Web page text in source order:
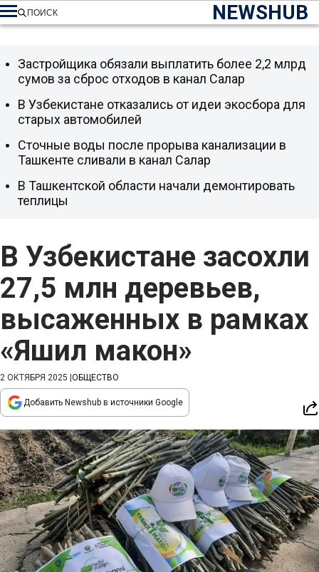
NEWSHUB
ПОИСК
В Узбекистане засохли
27,5 млн деревьев,
высаженных в рамках
«Яшил макон»
2 ОКТЯБРЯ 2025 ОБЩЕСТВО
Добавить Newshub в источники Google
Застройщика обязали выплатить более 2,2 млрд
сумов за сброс отходов в канал Салар
В Узбекистане отказались от идеи экосбора для
старых автомобилей
Сточные воды после прорыва канализации в
Ташкенте сливали в канал Салар
В Ташкентской области начали демонтировать
теплицы